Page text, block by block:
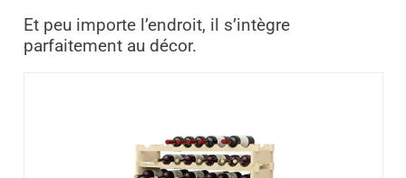
Et peu importe l’endroit, il s’intègre
parfaitement au décor.